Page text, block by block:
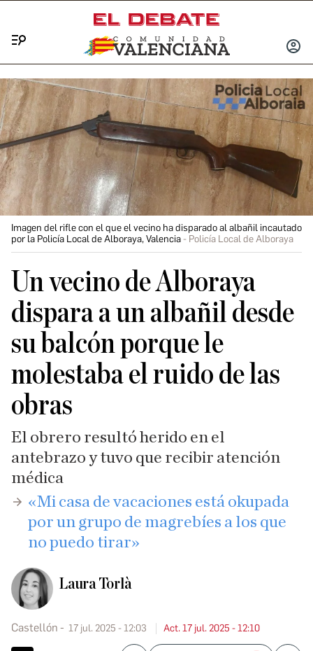
INICIAR
Imagen del rifle con el que el vecino ha disparado al albañil incautado
por la Policía Local de Alboraya, Valencia
Policía Local de Alboraya
Un vecino de Alboraya
dispara a un albañil desde
su balcón porque le
molestaba el ruido de las
obras
El obrero resultó herido en el
antebrazo y tuvo que recibir atención
médica
«Mi casa de vacaciones está okupada
por un grupo de magrebíes a los que
no puedo tirar»
Laura Torlà
Castellón 17 jul. 2025 - 12:03 Act. 17 jul. 2025 - 12:10